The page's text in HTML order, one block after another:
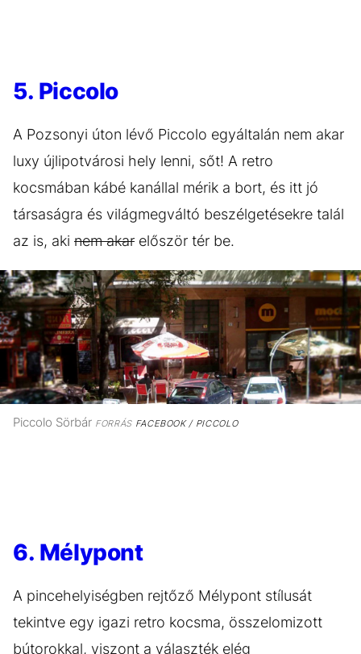
5. Piccolo
A Pozsonyi úton lévő Piccolo egyáltalán nem akar
luxy újlipotvárosi hely lenni, sőt! A retro
kocsmában kábé kanállal mérik a bort, és itt jó
társaságra és világmegváltó beszélgetésekre talál
az is, aki nem akar először tér be.
Piccolo Sörbár FORRÁSFACEBOOK / PICCOLO
6. Mélypont
A pincehelyiségben rejtőző Mélypont stílusát
tekintve egy igazi retro kocsma, összelomizott
bútorokkal, viszont a választék elég